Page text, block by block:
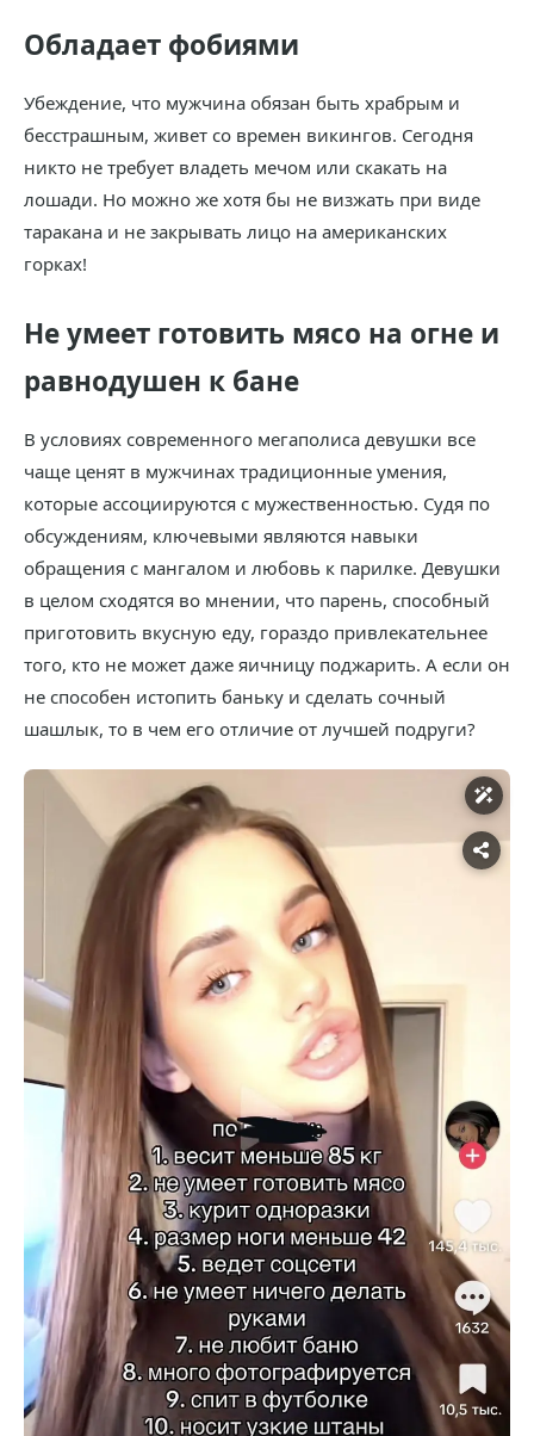
Обладает фобиями
Убеждение, что мужчина обязан быть храбрым и
бесстрашным, живет со времен викингов. Сегодня
никто не требует владеть мечом или скакать на
лошади. Но можно же хотя бы не визжать при виде
таракана и не закрывать лицо на американских
горках!
Не умеет готовить мясо на огне и
равнодушен к бане
В условиях современного мегаполиса девушки все
чаще ценят в мужчинах традиционные умения,
которые ассоциируются с мужественностью. Судя по
обсуждениям, ключевыми являются навыки
обращения с мангалом и любовь к парилке. Девушки
в целом сходятся во мнении, что парень, способный
приготовить вкусную еду, гораздо привлекательнее
того, кто не может даже яичницу поджарить. А если он
не способен истопить баньку и сделать сочный
шашлык, то в чем его отличие от лучшей подруги?